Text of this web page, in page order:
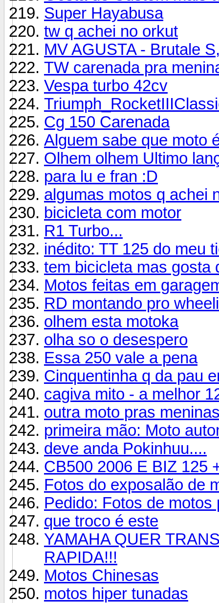
Super Hayabusa
tw q achei no orkut
MV AGUSTA - Brutale
TW carenada pra
Vespa turbo 42cv
Cg 150 Carenada
Alguem sabe que moto
Olhem olhem Ultimo
para lu e fran :D
algumas motos q achei
bicicleta com motor
R1 Turbo...
inédito: TT 125 do meu
tem bicicleta mas gosta
Motos feitas em
RD montando pro
olhem esta motoka
olha so o desespero
Essa 250 vale a pena
Cinquentinha q da pau
cagiva mito - a melhor
outra moto pras
primeira mão: Moto
deve anda Pokinhuu....
CB500 2006 E BIZ 125
Fotos do exposalão de
Pedido: Fotos de
que troco é este
YAMAHA QUER
RAPIDA!!!
Motos Chinesas
motos hiper tunadas